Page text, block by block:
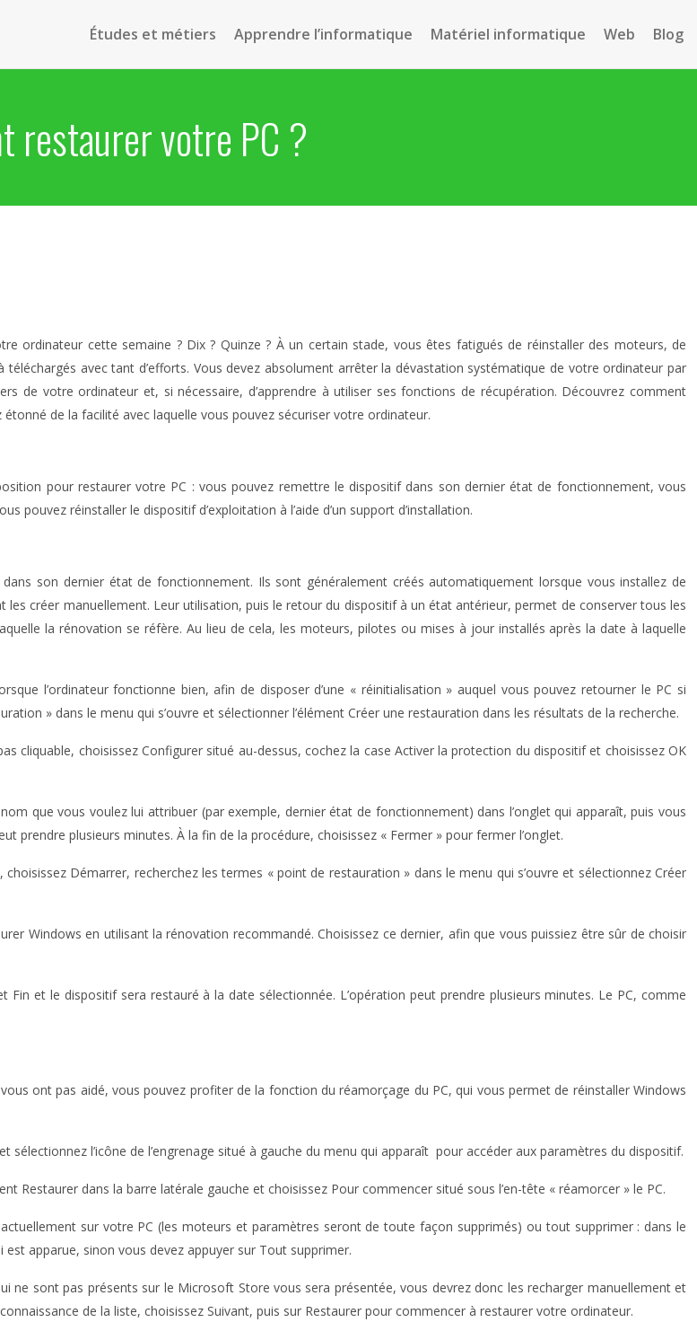
Études et métiers Apprendre l’informatique Matériel informatique Web Blog
restaurer votre PC ?
ordinateur cette semaine ? Dix ? Quinze ? À un certain stade, vous êtes fatigués de réinstaller des moteurs, de
avec tant d’efforts. Vous devez absolument arrêter la dévastation systématique de votre ordinateur par
de votre ordinateur et, si nécessaire, d’apprendre à utiliser ses fonctions de récupération. Découvrez comment
de la facilité avec laquelle vous pouvez sécuriser votre ordinateur.
pour restaurer votre PC : vous pouvez remettre le dispositif dans son dernier état de fonctionnement, vous
pouvez réinstaller le dispositif d’exploitation à l’aide d’un support d’installation.
son dernier état de fonctionnement. Ils sont généralement créés automatiquement lorsque vous installez de
créer manuellement. Leur utilisation, puis le retour du dispositif à un état antérieur, permet de conserver tous les
la rénovation se réfère. Au lieu de cela, les moteurs, pilotes ou mises à jour installés après la date à laquelle
l’ordinateur fonctionne bien, afin de disposer d’une « réinitialisation » auquel vous pouvez retourner le PC si
» dans le menu qui s’ouvre et sélectionner l’élément Créer une restauration dans les résultats de la recherche.
cliquable, choisissez Configurer situé au-dessus, cochez la case Activer la protection du dispositif et choisissez OK
que vous voulez lui attribuer (par exemple, dernier état de fonctionnement) dans l’onglet qui apparaît, puis vous
prendre plusieurs minutes. À la fin de la procédure, choisissez « Fermer » pour fermer l’onglet.
Démarrer, recherchez les termes « point de restauration » dans le menu qui s’ouvre et sélectionnez Créer
Windows en utilisant la rénovation recommandé. Choisissez ce dernier, afin que vous puissiez être sûr de choisir
et le dispositif sera restauré à la date sélectionnée. L’opération peut prendre plusieurs minutes. Le PC, comme
ont pas aidé, vous pouvez profiter de la fonction du réamorçage du PC, qui vous permet de réinstaller Windows
l’icône de l’engrenage situé à gauche du menu qui apparaît pour accéder aux paramètres du dispositif.
Restaurer dans la barre latérale gauche et choisissez Pour commencer situé sous l’en-tête « réamorcer » le PC.
sur votre PC (les moteurs et paramètres seront de toute façon supprimés) ou tout supprimer : dans le
apparue, sinon vous devez appuyer sur Tout supprimer.
ne sont pas présents sur le Microsoft Store vous sera présentée, vous devrez donc les recharger manuellement et
de la liste, choisissez Suivant, puis sur Restaurer pour commencer à restaurer votre ordinateur.